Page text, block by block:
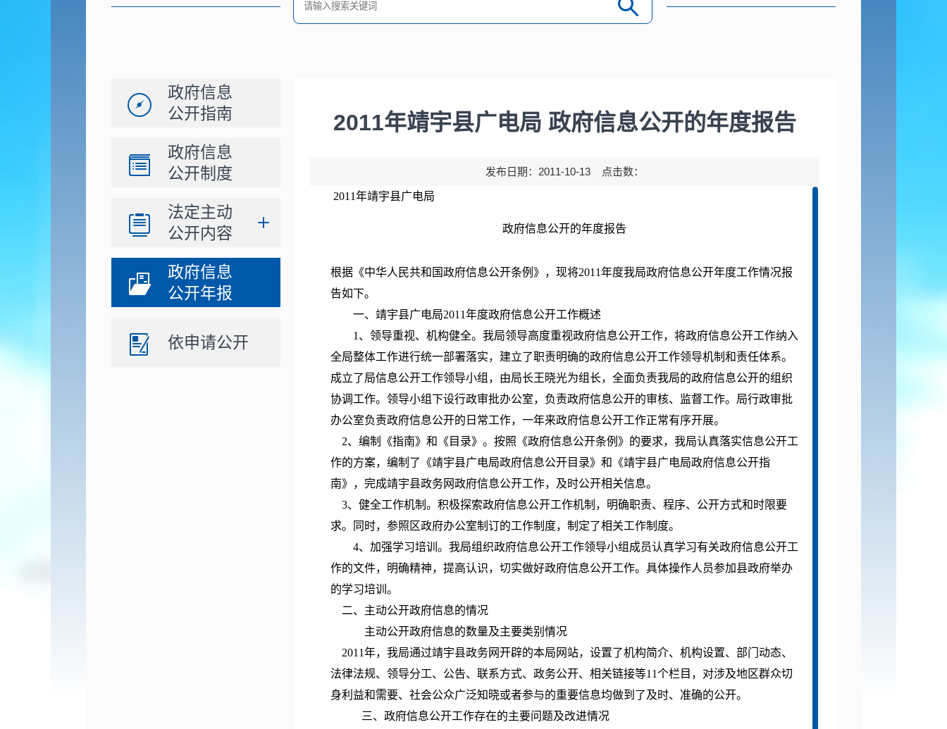
政府信息
公开指南
政府信息
公开制度
法定主动
公开内容
政府信息
公开年报
依申请公开
2011年靖宇县广电局 政府信息公开的年度报告
发布日期：2011-10-13 点击数：
2011年靖宇县广电局
政府信息公开的年度报告
根据《中华人民共和国政府信息公开条例》，现将2011年度我局政府信息公开年度工作情况报
告如下。
一、靖宇县广电局2011年度政府信息公开工作概述
1 、领导重视、机构健全。我局领导高度重视政府信息公开工作，将政府信息公开工作纳入
全局整体工作进行统一部署落实，建立了职责明确的政府信息公开工作领导机制和责任体系。
成立了局信息公开工作领导小组，由局长王晓光为组长，全面负责我局的政府信息公开的组织
协调工作。领导小组下设行政审批办公室，负责政府信息公开的审核、监督工作。局行政审批
办公室负责政府信息公开的日常工作，一年来政府信息公开工作正常有序开展。
2、编制《指南》和《目录》。按照《政府信息公开条例》的要求，我局认真落实信息公开工
作的方案，编制了《靖宇县广电局政府信息公开目录》和《靖宇县广电局政府信息公开指
南》，完成靖宇县政务网政府信息公开工作，及时公开相关信息。
3、健全工作机制。积极探索政府信息公开工作机制，明确职责、程序、公开方式和时限要
求。同时，参照区政府办公室制订的工作制度，制定了相关工作制度。
4、加强学习培训。我局组织政府信息公开工作领导小组成员认真学习有关政府信息公开工
作的文件，明确精神，提高认识，切实做好政府信息公开工作。具体操作人员参加县政府举办
的学习培训。
二、主动公开政府信息的情况
主动公开政府信息的数量及主要类别情况
2011年，我局通过靖宇县政务网开辟的本局网站，设置了机构简介、机构设置、部门动态、
法律法规、领导分工、公告、联系方式、政务公开、相关链接等11个栏目，对涉及地区群众切
身利益和需要、社会公众广泛知晓或者参与的重要信息均做到了及时、准确的公开。
三、政府信息公开工作存在的主要问题及改进情况